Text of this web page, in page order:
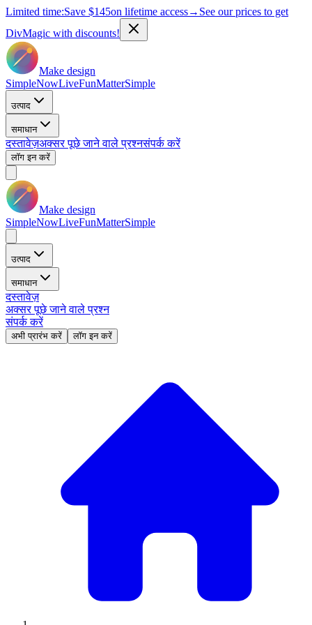
Limited time:Save $145on lifetime access→ See our prices to get
DivMagic with discounts!
Make design
SimpleNowLiveFunMatterSimple
उत्पाद
समाधान
दस्तावेज़अक्सर पूछे जाने वाले प्रश्नसंपर्क करें
लॉग इन करें
Make design
SimpleNowLiveFunMatterSimple
उत्पाद
समाधान
दस्तावेज़
अक्सर पूछे जाने वाले प्रश्न
संपर्क करें
अभी प्रारंभ करें लॉग इन करें